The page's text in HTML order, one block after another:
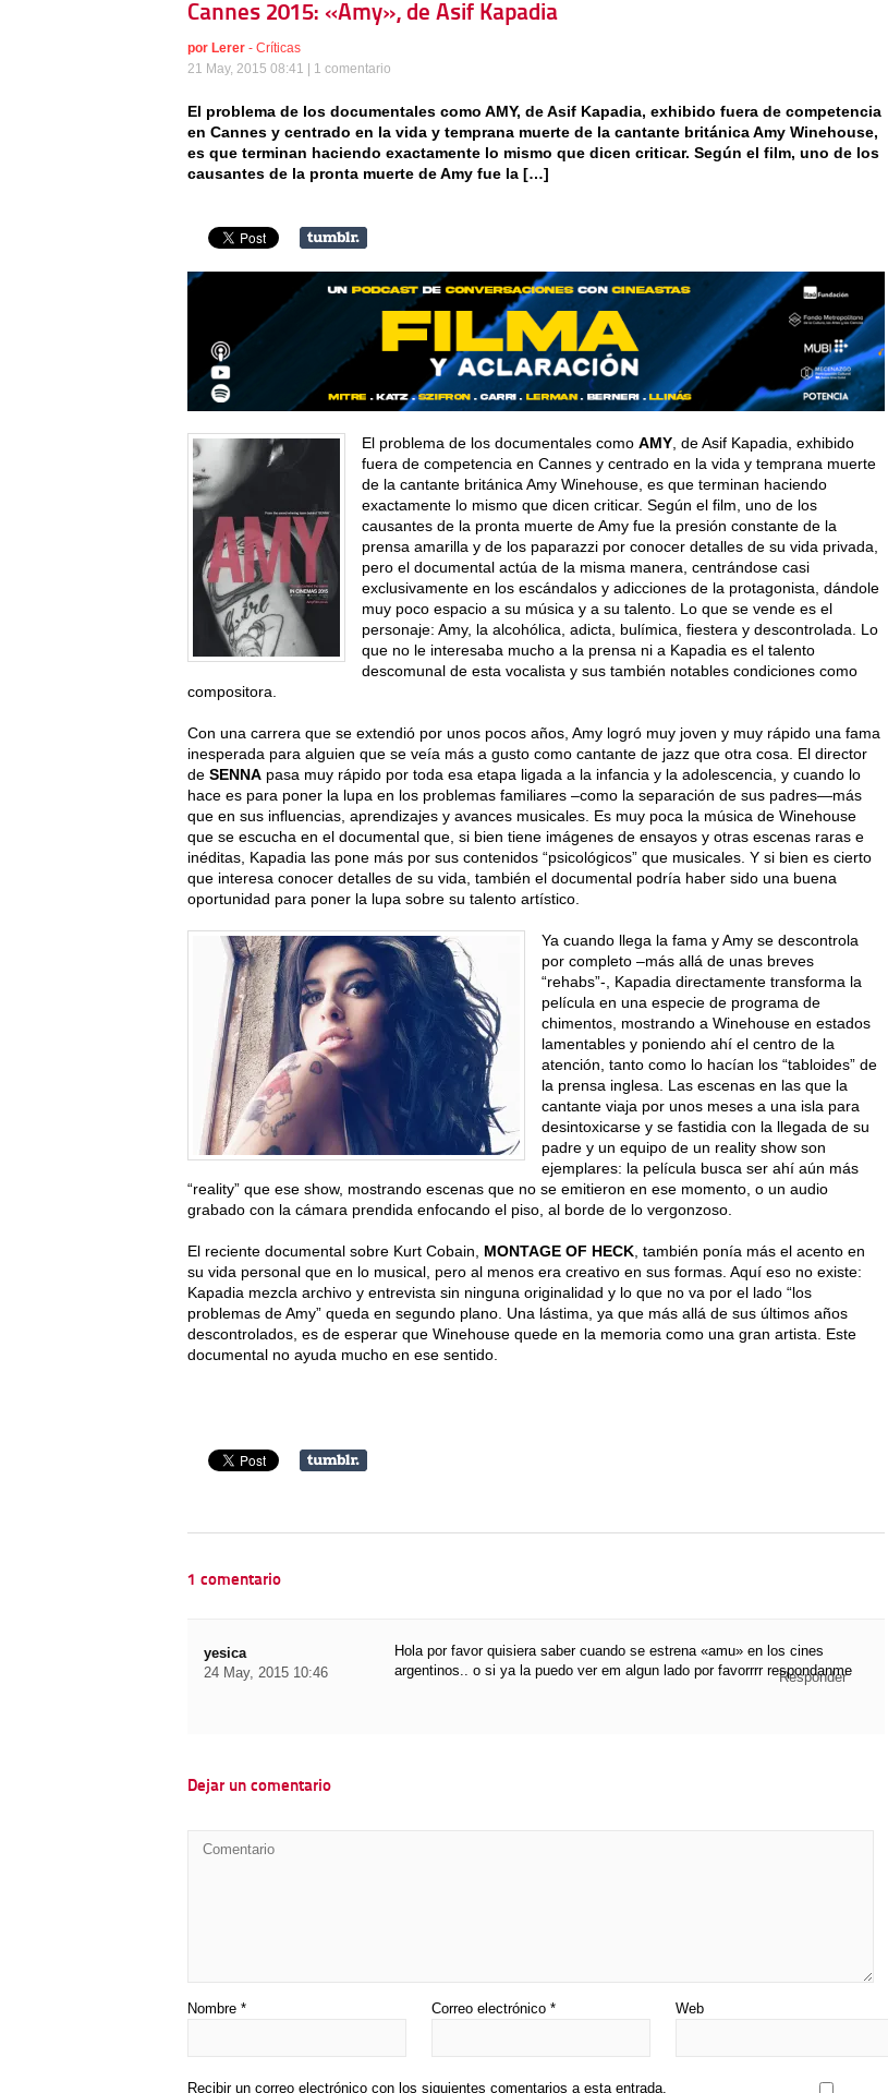
Cannes 2015: «Amy», de Asif Kapadia
por Lerer - Críticas
21 May, 2015 08:41 | 1 comentario
El problema de los documentales como AMY, de Asif Kapadia, exhibido fuera de competencia
en Cannes y centrado en la vida y temprana muerte de la cantante británica Amy Winehouse,
es que terminan haciendo exactamente lo mismo que dicen criticar. Según el film, uno de los
causantes de la pronta muerte de Amy fue la […]
El problema de los documentales como AMY , de Asif Kapadia, exhibido
fuera de competencia en Cannes y centrado en la vida y temprana muerte
de la cantante británica Amy Winehouse, es que terminan haciendo
exactamente lo mismo que dicen criticar. Según el film, uno de los
causantes de la pronta muerte de Amy fue la presión constante de la
prensa amarilla y de los paparazzi por conocer detalles de su vida privada,
pero el documental actúa de la misma manera, centrándose casi
exclusivamente en los escándalos y adicciones de la protagonista, dándole
muy poco espacio a su música y a su talento. Lo que se vende es el
personaje: Amy, la alcohólica, adicta, bulímica, fiestera y descontrolada. Lo
que no le interesaba mucho a la prensa ni a Kapadia es el talento
descomunal de esta vocalista y sus también notables condiciones como
compositora.
Con una carrera que se extendió por unos pocos años, Amy logró muy joven y muy rápido una fama
inesperada para alguien que se veía más a gusto como cantante de jazz que otra cosa. El director
de SENNA pasa muy rápido por toda esa etapa ligada a la infancia y la adolescencia, y cuando lo
hace es para poner la lupa en los problemas familiares –como la separación de sus padres—más
que en sus influencias, aprendizajes y avances musicales. Es muy poca la música de Winehouse
que se escucha en el documental que, si bien tiene imágenes de ensayos y otras escenas raras e
inéditas, Kapadia las pone más por sus contenidos “psicológicos” que musicales. Y si bien es cierto
que interesa conocer detalles de su vida, también el documental podría haber sido una buena
oportunidad para poner la lupa sobre su talento artístico.
Ya cuando llega la fama y Amy se descontrola
por completo –más allá de unas breves
“rehabs”-, Kapadia directamente transforma la
película en una especie de programa de
chimentos, mostrando a Winehouse en estados
lamentables y poniendo ahí el centro de la
atención, tanto como lo hacían los “tabloides” de
la prensa inglesa. Las escenas en las que la
cantante viaja por unos meses a una isla para
desintoxicarse y se fastidia con la llegada de su
padre y un equipo de un reality show son
ejemplares: la película busca ser ahí aún más
“reality” que ese show, mostrando escenas que no se emitieron en ese momento, o un audio
grabado con la cámara prendida enfocando el piso, al borde de lo vergonzoso.
El reciente documental sobre Kurt Cobain, MONTAGE OF HECK , también ponía más el acento en
su vida personal que en lo musical, pero al menos era creativo en sus formas. Aquí eso no existe:
Kapadia mezcla archivo y entrevista sin ninguna originalidad y lo que no va por el lado “los
problemas de Amy” queda en segundo plano. Una lástima, ya que más allá de sus últimos años
descontrolados, es de esperar que Winehouse quede en la memoria como una gran artista. Este
documental no ayuda mucho en ese sentido.
1 comentario
yesica
24 May, 2015 10:46
Hola por favor quisiera saber cuando se estrena «amu» en los cines
argentinos.. o si ya la puedo ver em algun lado por favorrrr respondanme
Responder
Dejar un comentario
Nombre * Correo electrónico * Web
Recibir un correo electrónico con los siguientes comentarios a esta entrada.